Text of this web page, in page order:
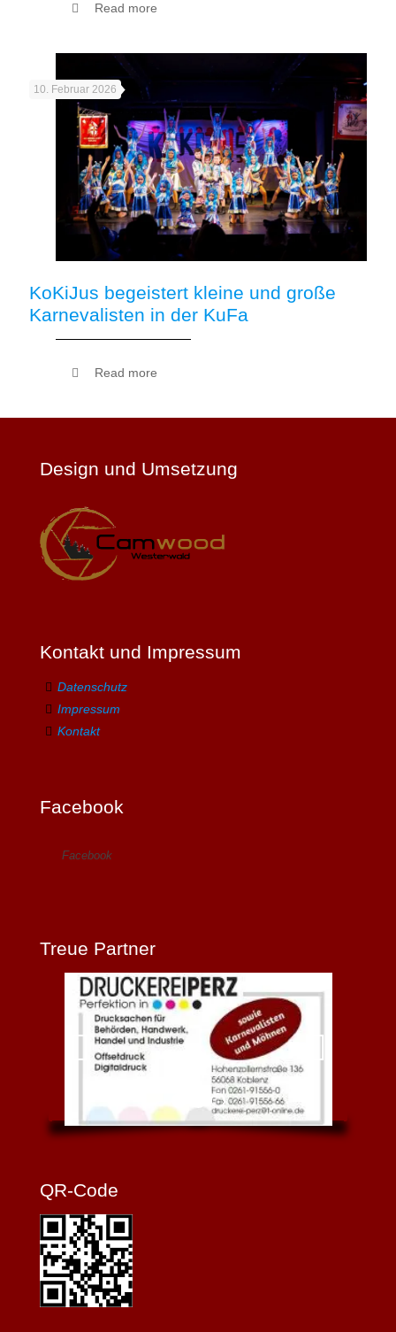
Read more
10. Februar 2026
KoKiJus begeistert kleine und große
Karnevalisten in der KuFa
Read more
Design und Umsetzung
Kontakt und Impressum
Datenschutz
Impressum
Kontakt
Facebook
Facebook
Treue Partner
QR-Code